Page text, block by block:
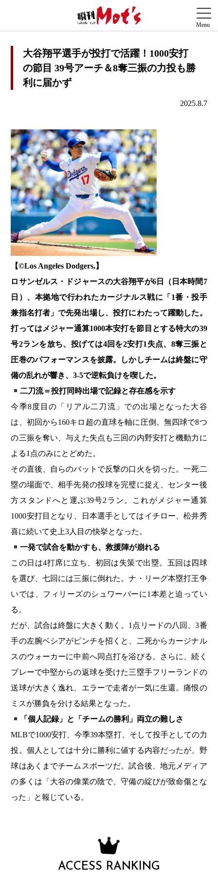
大谷翔平選手が投打で活躍！1000安打
の節目 39号アーチ＆8奪三振の力投も勝
利に届かず
2025.8.7
【©️Los Angeles Dodgers,】
ロサンゼルス・ドジャースの大谷翔平が6日（日本時間7
日）、本拠地で行われたカージナルス戦に「1番・投手
兼指名打者」で先発出場し、投打にわたって躍動した。
打ってはメジャー通算1000本安打を節目とする特大の39
号2ランを放ち、投げては4回を2安打1失点、8奪三振と
圧巻のパフォーマンスを披露。しかしチームは終盤に守
備の乱れが響き、3-5で逆転負けを喫した。
二刀流＝投打同時出場で記録と存在感を示す
今季8度目の「リアル二刀流」での出場となった大谷
は、初回から160キロ超の直球を軸に圧倒。無四球で8つ
の三振を奪い、与えた失点も三回の内野安打と機動力に
よる1点のみにとどめた。
その直後、自らのバットで反撃の口火を切った。一死二
塁の場面で、相手先発の投球を完璧に捉え、センター後
方スタンドへと運ぶ39号2ラン。これがメジャー通算
1000安打目となり、日本選手としてはイチロー、松井秀
喜に続いて史上3人目の快挙となった。
一発で試合を動かすも、救援陣が崩れる
この日は4打席に立ち、初回は失策で出塁。五回は四球
を選び、七回には三振に倒れた。ナ・リーグ本塁打王争
いでは、フィリーズのシュワーバーに1本差と迫ってい
る。
だが、試合は終盤に大きく動く。1点リードの八回、3番
手の左腕ベシアがピンチを招くと、二死からカージナル
スのウォーカーに中前へ同点打を浴びる。さらに、続く
プレーで中堅からの返球を受けた三塁手フリーランドの
送球が大きく逸れ、エラーで走者が一気に生還。痛恨の
ミスが勝負を分ける結果となった。
「個人記録」と「チームの勝利」両立の難しさ
MLBで1000安打、今季39本塁打、そして投手としての力
投。個人としては十分に勝利に値する内容だったが、野
球はあくまでチームスポーツだ。試合後、地元メディア
の多くは「大谷の偉業の陰で、守備の綻びが致命傷とな
った」と報じている。
ACCESS RANKING